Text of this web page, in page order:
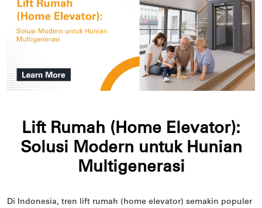
Lift Rumah (Home Elevator):
Solusi Modern untuk Hunian
Multigenerasi
Di Indonesia, tren lift rumah (home elevator) semakin populer